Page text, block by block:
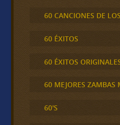
60 CANCIONES DE
60 ÉXITOS
60 ÉXITOS
60 MEJORES ZAMBAS
60'S